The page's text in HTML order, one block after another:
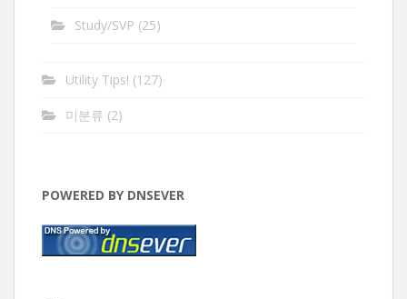
Study/SVP (25)
Utility Tips! (127)
미분류 (2)
POWERED BY DNSEVER